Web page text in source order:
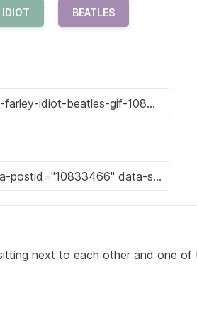
IDIOT BEATLES
next to each other and one of